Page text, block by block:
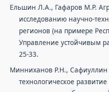
Ельшин Л.А., Гафаров М.Р.
исследованию научно-
регионов (на примере
Управление устойчивым
25-33.
Минниханов Р.Н.,
технологическое